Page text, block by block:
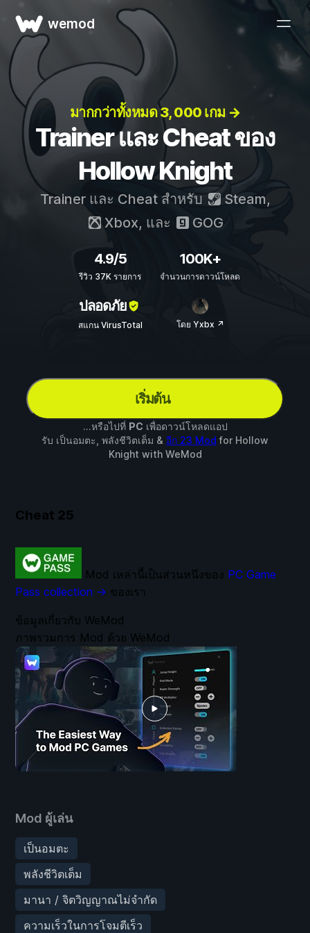
wemod
มากกว่าทั้งหมด 3, 000 เกม →
Trainer และ Cheat ของ
Hollow Knight
Trainer และ Cheat สำหรับ Steam,
Xbox, และ GOG
4.9/5
รีวิว 37K รายการ
100K+
จำนวนการดาวน์โหลด
ปลอดภัย
สแกน VirusTotal โดย Yxbx ↗
เริ่มต้น
...หรือไปที่ PC เพื่อดาวน์โหลดแอป
รับ เป็นอมตะ, พลังชีวิตเต็ม & อีก 23 Mod for Hollow
Knight with WeMod
Cheat 25
Mod ผู้เล่น
เป็นอมตะ
พลังชีวิตเต็ม
มานา / จิตวิญญาณไม่จำกัด
ความเร็วในการโจมตีเร็ว
ข้อมูลเกี่ยวกับ WeMod
ภาพรวมการ Mod ด้วย WeMod
Mod เหล่านี้เป็นส่วนหนึ่งของ PC Game
Pass collection → ของเรา